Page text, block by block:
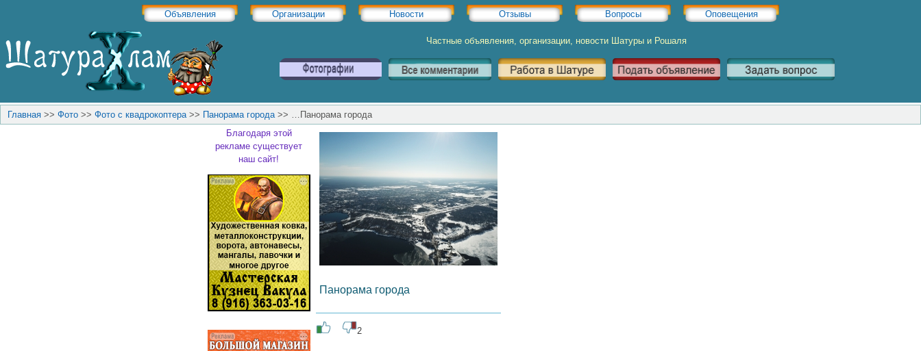
Объявления Организации Новости Отзывы Вопросы Оповещения
Частные объявления, организации, новости Шатуры и Рошаля
Главная >> Фото >> Фото с квадрокоптера>> Панорама города>> …Панорама города
Благодаря этой
рекламе существует
наш сайт!
Панорама города
2